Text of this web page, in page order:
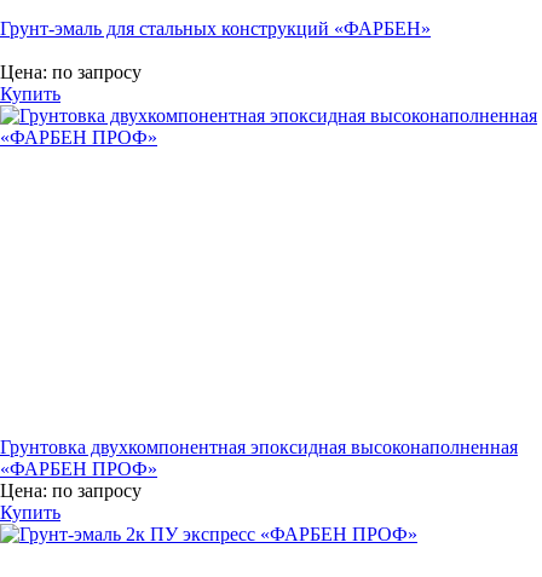
Грунт-эмаль для стальных конструкций «ФАРБЕН»
Цена: по запросу
Купить
Грунтовка двухкомпонентная эпоксидная высоконаполненная
«ФАРБЕН ПРОФ»
Цена: по запросу
Купить